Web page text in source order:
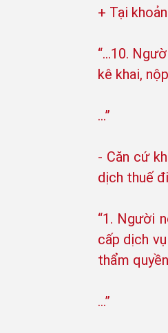
+ Tại
“...10.
kê khai,
…”
- Căn cứ
dịch thuế
“1. Người
cấp dịch
thẩm
…”